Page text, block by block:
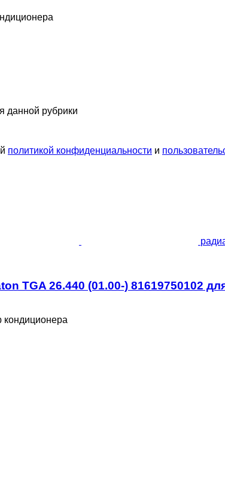
данной рубрики
политикой конфиденциальности и
TGA 26.440 (01.00-) 81619750102
кондиционера